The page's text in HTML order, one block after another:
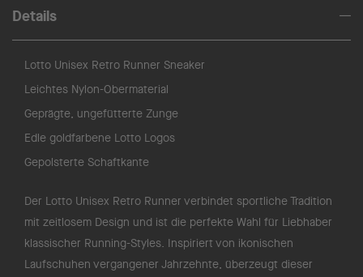
Details
Lotto Unisex Retro Runner Sneaker
Leichtes Nylon-Obermaterial
Geprägte, ungefütterte Zunge
Edle goldfarbene Lotto Logos
Gepolsterte Schaftkante
Der Lotto Unisex Retro Runner verbindet sportliche Tradition
mit zeitlosem Design und ist die perfekte Wahl für Liebhaber
klassischer Running-Styles. Inspiriert von ikonischen
Laufschuhen vergangener Jahrzehnte, überzeugt dieser